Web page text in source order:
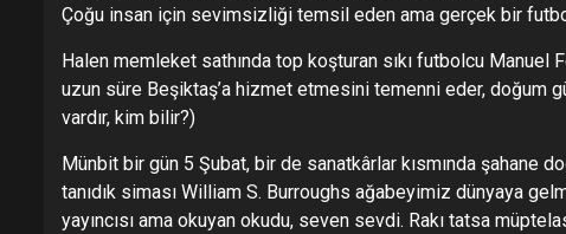
Çoğu insan için sevimsizliği temsil eden ama gerçek bir
Halen memleket sathında top koşturan sıkı futbolcu Manuel
uzun süre Beşiktaş’a hizmet etmesini temenni eder, doğum
vardır, kim bilir?)
Münbit bir gün 5 Şubat, bir de sanatkârlar kısmında şahane
tanıdık siması William S. Burroughs ağabeyimiz dünyaya
yayıncısı ama okuyan okudu, seven sevdi. Rakı tatsa